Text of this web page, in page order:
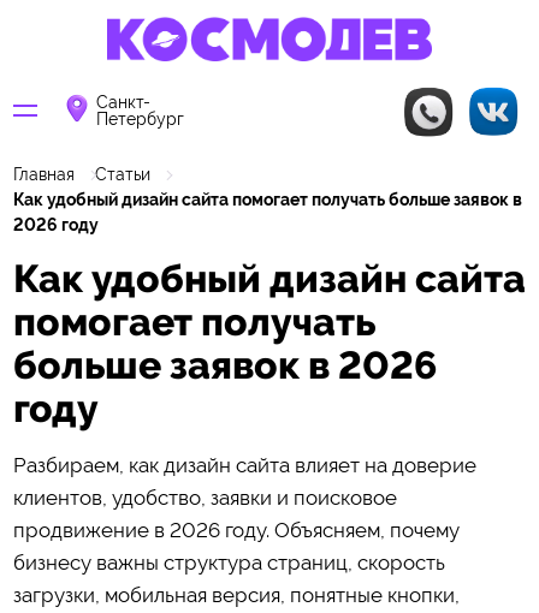
Санкт-
Петербург
Главная
Статьи
Как удобный дизайн сайта помогает получать больше заявок в
2026 году
Как удобный дизайн сайта
помогает получать
больше заявок в 2026
году
Разбираем, как дизайн сайта влияет на доверие
клиентов, удобство, заявки и поисковое
продвижение в 2026 году. Объясняем, почему
бизнесу важны структура страниц, скорость
загрузки, мобильная версия, понятные кнопки,